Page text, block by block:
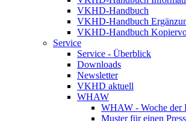
VKHD-Handbuch
VKHD-Handbuch
VKHD-Handbuch
Service
Service - Überblick
Downloads
Newsletter
VKHD aktuell
WHAW
WHAW - Woche der
Muster für einen